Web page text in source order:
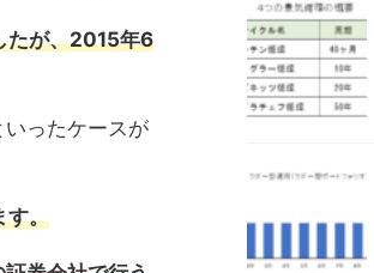
たが、2015年6
ったケースが
す。